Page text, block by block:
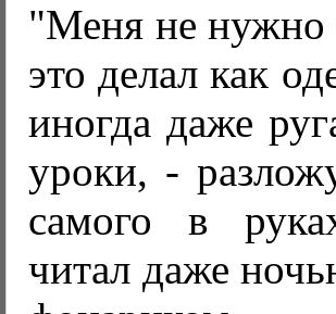
"Меня не нужно
это делал как
иногда даже
уроки, -
самого в
читал даже